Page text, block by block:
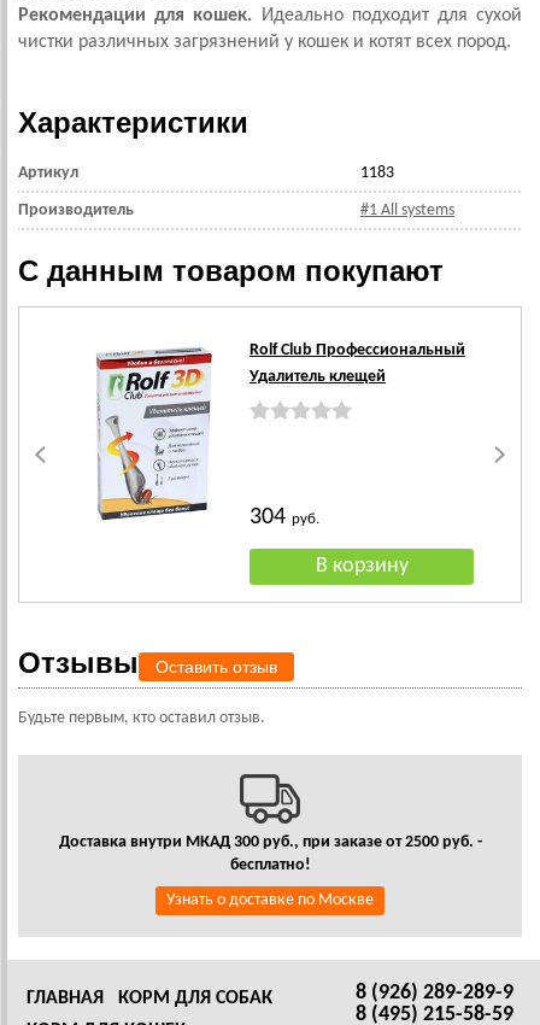
Рекомендации для кошек. Идеально подходит для сухой
чистки различных загрязнений у кошек и котят всех пород.
Характеристики
Артикул 1183
Производитель #1 All systems
С данным товаром покупают
Rolf Club Профессиональный
Удалитель клещей
304руб.
Отзывы Оставить отзыв
Будьте первым, кто оставил отзыв.
Доставка внутри МКАД 300 руб., при заказе от 2500 руб. -
бесплатно!
Узнать о доставке по Москве
8 (926) 289-289-9
8 (495) 215-58-59
ГЛАВНАЯ
КОРМ ДЛЯ СОБАК